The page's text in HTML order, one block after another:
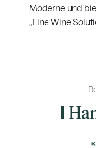
Moderne und
„Fine Wine